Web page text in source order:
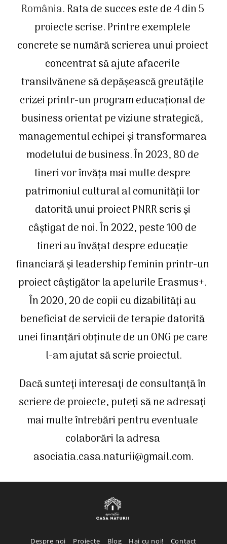
România. Rata de succes este de 4 din 5
proiecte scrise. Printre exemplele
concrete se numără scrierea unui proiect
concentrat să ajute afacerile
transilvănene să depășească greutățile
crizei printr-un program educațional de
business orientat pe viziune strategică,
managementul echipei și transformarea
modelului de business. În 2023, 80 de
tineri vor învăța mai multe despre
patrimoniul cultural al comunității lor
datorită unui proiect PNRR scris și
câștigat de noi. În 2022, peste 100 de
tineri au învățat despre educație
financiară și leadership feminin printr-un
proiect câștigător la apelurile Erasmus+.
În 2020, 20 de copii cu dizabilități au
beneficiat de servicii de terapie datorită
unei finanțări obținute de un ONG pe care
l-am ajutat să scrie proiectul.
Dacă sunteți interesați de consultanță în
scriere de proiecte, puteți să ne adresați
mai multe întrebări pentru eventuale
colaborări la adresa
asociatia.casa.naturii@gmail.com.
Despre noi Proiecte Blog Hai cu noi! Contact